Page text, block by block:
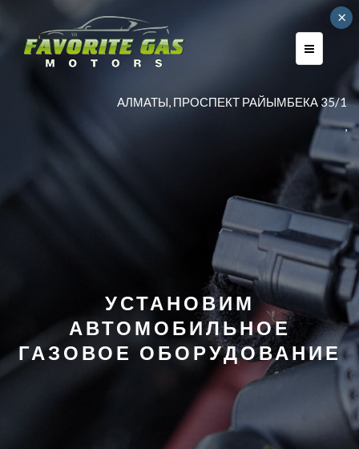
AЛМАТЫ, ПРОСПЕКТ РАЙЫМБЕКА 35/1
,
УСТАНОВИМ
АВТОМОБИЛЬНОЕ
ГАЗОВОЕ ОБОРУДОВАНИЕ
×